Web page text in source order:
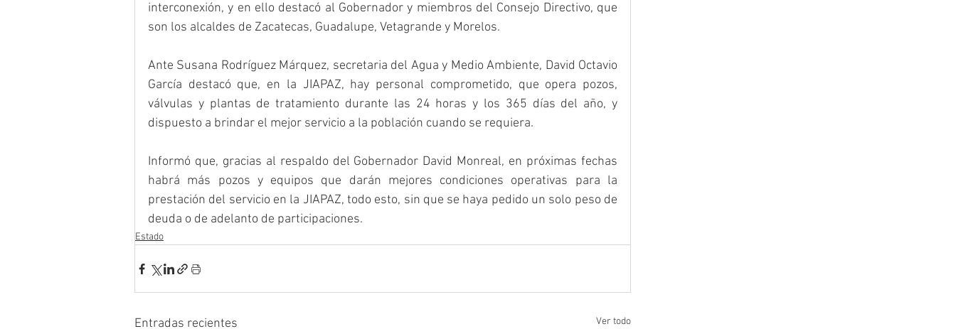
interconexión, y en ello destacó al Gobernador y miembros del Consejo Directivo, que
son los alcaldes de Zacatecas, Guadalupe, Vetagrande y Morelos.
Ante Susana Rodríguez Márquez, secretaria del Agua y Medio Ambiente, David Octavio
García destacó que, en la JIAPAZ, hay personal comprometido, que opera pozos,
válvulas y plantas de tratamiento durante las 24 horas y los 365 días del año, y
dispuesto a brindar el mejor servicio a la población cuando se requiera.
Informó que, gracias al respaldo del Gobernador David Monreal, en próximas fechas
habrá más pozos y equipos que darán mejores condiciones operativas para la
prestación del servicio en la JIAPAZ, todo esto, sin que se haya pedido un solo peso de
deuda o de adelanto de participaciones.
Estado
Entradas recientes Ver todo